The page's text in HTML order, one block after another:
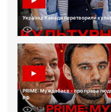
Українці Канади перетворили
89
PRIME: Муждабаєв - про права
РФ
171